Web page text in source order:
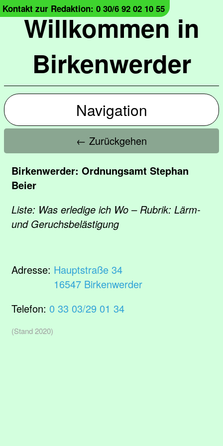
Willkommen in
Birkenwerder
Kontakt zur Redaktion: 0 30/6 92 02 10 55
Navigation
← Zurückgehen
Birkenwerder: Ordnungsamt Stephan
Beier
Liste: Was erledige ich Wo – Rubrik: Lärm-
und Geruchsbelästigung
Adresse: Hauptstraße 34
16547 Birkenwerder
Telefon: 0 33 03/29 01 34
(Stand 2020)